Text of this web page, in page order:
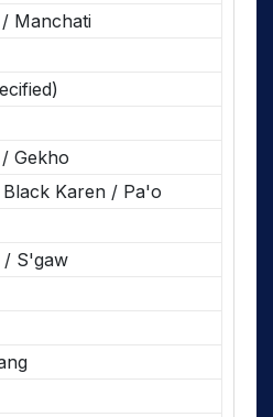
Manchati
Gekho
Karen / Pa'o
/ S'gaw